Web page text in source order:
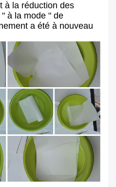
à la réduction des
à la mode " de
a été à nouveau